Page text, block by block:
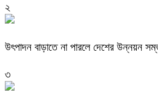
২
উৎপাদন বাড়াতে না পারলে দেশের উন্নয়ন
৩